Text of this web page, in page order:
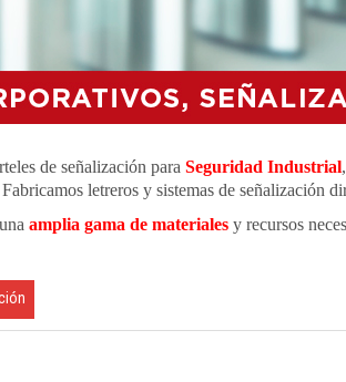
de señalización para Seguridad Industrial,
letreros y sistemas de señalización
amplia gama de materiales y recursos